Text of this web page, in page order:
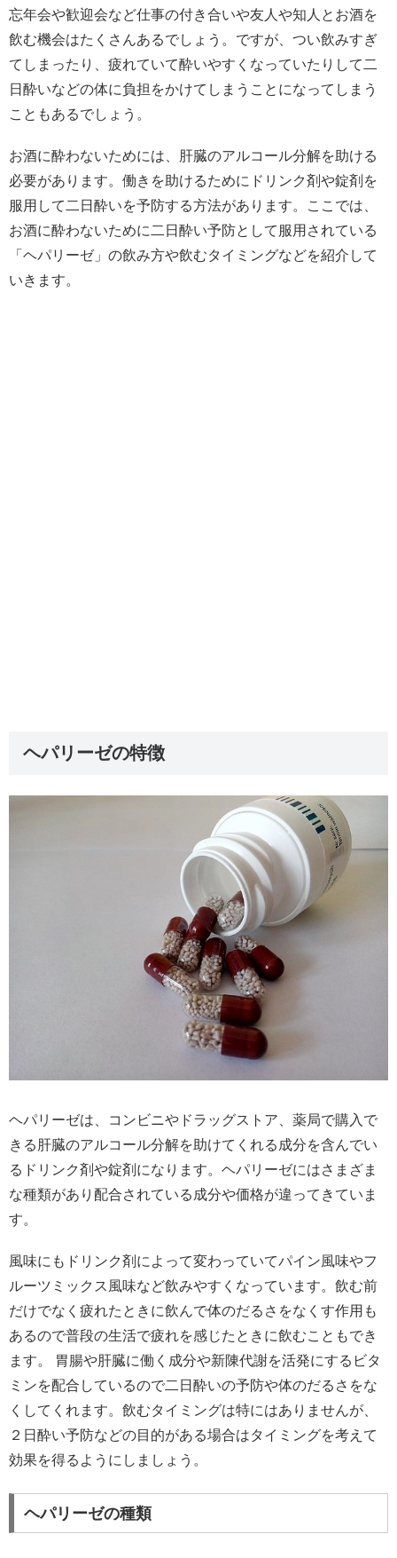
忘年会や歓迎会など仕事の付き合いや友人や知人とお酒を
飲む機会はたくさんあるでしょう。ですが、つい飲みすぎ
てしまったり、疲れていて酔いやすくなっていたりして二
日酔いなどの体に負担をかけてしまうことになってしまう
こともあるでしょう。
お酒に酔わないためには、肝臓のアルコール分解を助ける
必要があります。働きを助けるためにドリンク剤や錠剤を
服用して二日酔いを予防する方法があります。ここでは、
お酒に酔わないために二日酔い予防として服用されている
「ヘパリーゼ」の飲み方や飲むタイミングなどを紹介して
いきます。
ヘパリーゼの特徴
ヘパリーゼは、コンビニやドラッグストア、薬局で購入で
きる肝臓のアルコール分解を助けてくれる成分を含んでい
るドリンク剤や錠剤になります。ヘパリーゼにはさまざま
な種類があり配合されている成分や価格が違ってきていま
す。
風味にもドリンク剤によって変わっていてパイン風味やフ
ルーツミックス風味など飲みやすくなっています。飲む前
だけでなく疲れたときに飲んで体のだるさをなくす作用も
あるので普段の生活で疲れを感じたときに飲むこともでき
ます。 胃腸や肝臓に働く成分や新陳代謝を活発にするビタ
ミンを配合しているので二日酔いの予防や体のだるさをな
くしてくれます。飲むタイミングは特にはありませんが、
２日酔い予防などの目的がある場合はタイミングを考えて
効果を得るようにしましょう。
ヘパリーゼの種類